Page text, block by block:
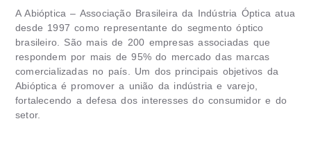
A Abióptica – Associação Brasileira da Indústria Óptica atua
desde 1997 como representante do segmento óptico
brasileiro. São mais de 200 empresas associadas que
respondem por mais de 95% do mercado das marcas
comercializadas no país. Um dos principais objetivos da
Abióptica é promover a união da indústria e varejo,
fortalecendo a defesa dos interesses do consumidor e do
setor.